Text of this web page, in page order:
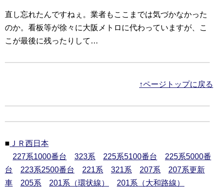
直し忘れたんですねぇ。業者もここまでは気づかなかった
のか。看板等が徐々に大阪メトロに代わっていますが、こ
こが最後に残ったりして…
↑ページトップに戻る
■ ＪＲ西日本
227系1000番台
323系 225系5100番台
225系5000番
台
223系2500番台 221系 321系 207系
207系更新
車
205系 201系（環状線）
201系（大和路線）